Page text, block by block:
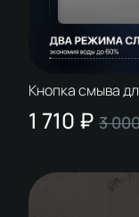
Кнопка смыва
230823
1 710 ₽ 3